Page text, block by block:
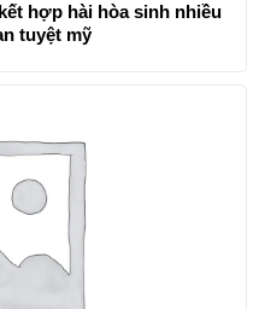
hợp hài hòa sinh nhiều
tuyệt mỹ